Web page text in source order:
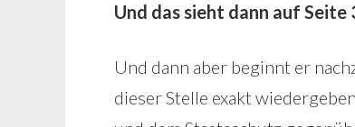
Und das sieht dann auf Seite
Und dann aber beginnt er
dieser Stelle exakt